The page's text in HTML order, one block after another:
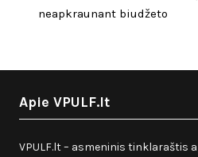
neapkraunant biudžeto
Apie VPULF.lt
VPULF.lt – asmeninis tinklaraštis